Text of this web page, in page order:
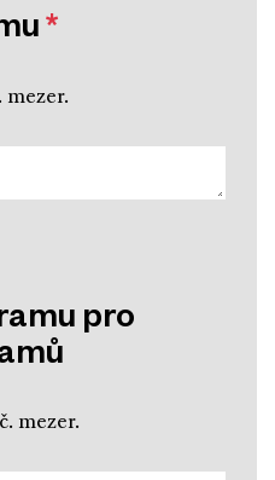
*
mezer.
pro
mezer.